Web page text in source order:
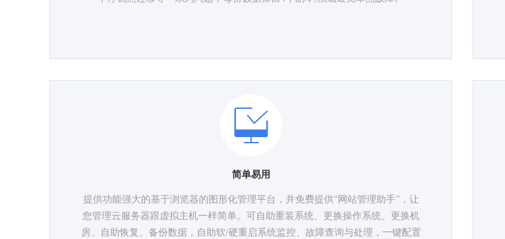
简单易用
提供功能强大的基于浏览器的图形化管理平台，并免费提供“网站管理助手”，让
您管理云服务器跟虚拟主机一样简单。可自助重装系统、更换操作系统、更换机
房、自助恢复、备份数据，自助软/硬重启系统监控、故障查询与处理，一键配置